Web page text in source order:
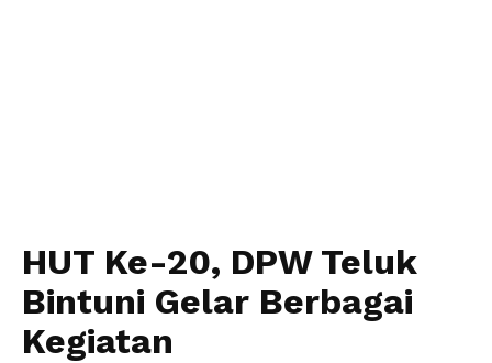
HUT Ke-20, DPW Teluk
Bintuni Gelar Berbagai
Kegiatan